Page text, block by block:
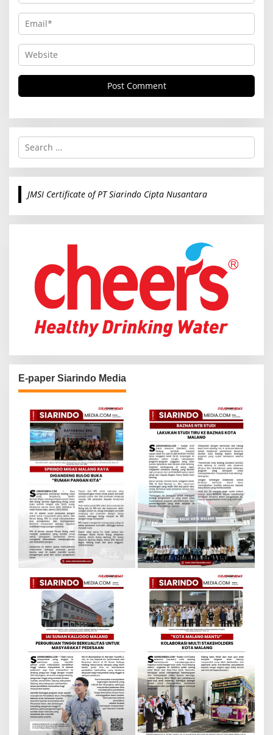
S
r
c
o
JMSI Certificate of PT Siarindo Cipta Nusantara
E-paper Siarindo Media